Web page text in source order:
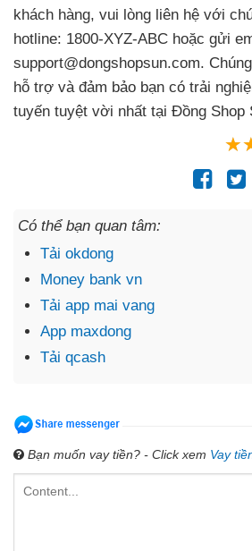
khách hàng, vui lòng liên hệ với
hotline: 1800-XYZ-ABC hoặc gửi
support@dongshopsun.com.
hỗ trợ và đảm bảo bạn có trải
tuyến tuyệt vời nhất tại Đồng Shop
Có thể bạn quan tâm:
Tải okdong
Money bank vn
Tải app mai vang
App maxdong
Tải qcash
Bạn muốn vay tiền? - Click xem Vay